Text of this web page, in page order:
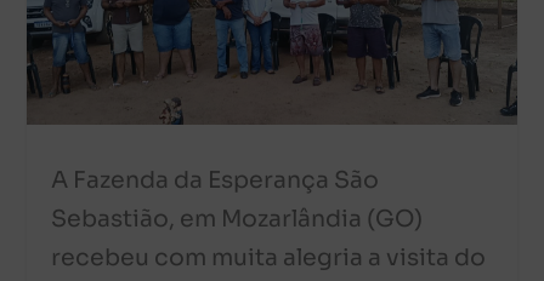
A Fazenda da Esperança São
Sebastião, em Mozarlândia (GO)
recebeu com muita alegria a visita do